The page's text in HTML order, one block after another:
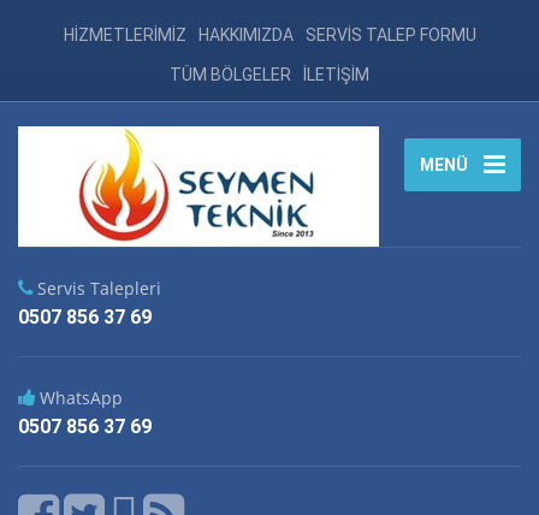
HİZMETLERİMİZ HAKKIMIZDA SERVİS TALEP FORMU
TÜM BÖLGELER İLETİŞİM
MENÜ
Servis Talepleri
0507 856 37 69
WhatsApp
0507 856 37 69